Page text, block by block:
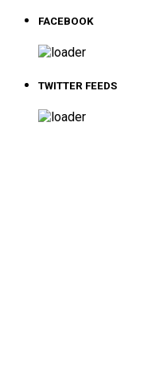
FACEBOOK
TWITTER FEEDS